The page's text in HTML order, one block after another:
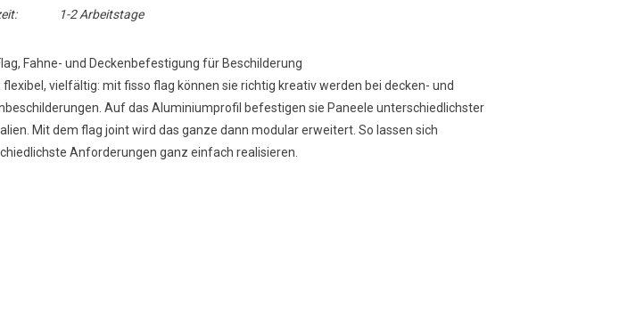
1-2 Arbeitstage
Fahne- und Deckenbefestigung für Beschilderung
flexibel, vielfältig: mitfisso flag können sie richtig kreativ werden bei decken- und
Auf das Aluminiumprofil befestigen sie Paneele unterschiedlichster
Mit dem flag jointwird das ganze dann modular erweitert. So lassen sich
Anforderungen ganz einfach realisieren.